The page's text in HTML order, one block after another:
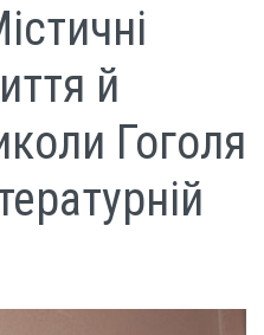
й
Гоголя